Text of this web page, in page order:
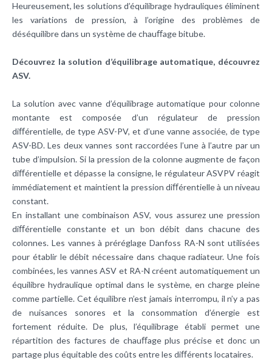
Heureusement, les solutions d’équilibrage hydrauliques éliminent
les variations de pression, à l’origine des problèmes de
déséquilibre dans un système de chauﬀage bitube.
Découvrez la solution d’équilibrage automatique, découvrez
ASV.
La solution avec vanne d’équilibrage automatique pour colonne
montante est composée d’un régulateur de pression
diﬀérentielle, de type ASV-PV, et d’une vanne associée, de type
ASV-BD. Les deux vannes sont raccordées l’une à l’autre par un
tube d’impulsion. Si la pression de la colonne augmente de façon
diﬀérentielle et dépasse la consigne, le régulateur ASVPV réagit
immédiatement et maintient la pression diﬀérentielle à un niveau
constant.
En installant une combinaison ASV, vous assurez une pression
diﬀérentielle constante et un bon débit dans chacune des
colonnes. Les vannes à préréglage Danfoss RA-N sont utilisées
pour établir le débit nécessaire dans chaque radiateur. Une fois
combinées, les vannes ASV et RA-N créent automatiquement un
équilibre hydraulique optimal dans le système, en charge pleine
comme partielle. Cet équilibre n’est jamais interrompu, il n’y a pas
de nuisances sonores et la consommation d’énergie est
fortement réduite. De plus, l’équilibrage établi permet une
répartition des factures de chauﬀage plus précise et donc un
partage plus équitable des coûts entre les diﬀérents locataires.